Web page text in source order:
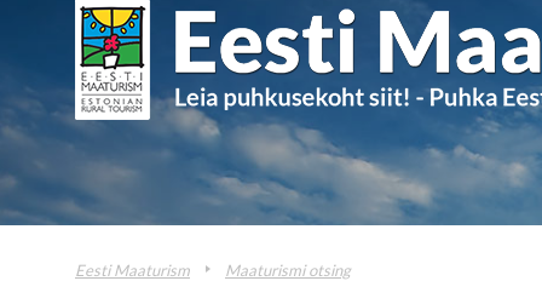
Eesti Maaturism Maaturismi otsing